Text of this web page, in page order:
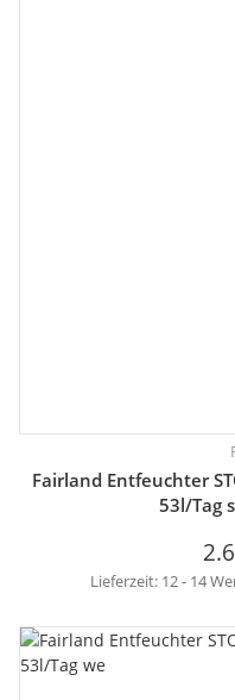
Fairland Entfeuchter
53l/Tag
Lieferzeit: 12 - 14